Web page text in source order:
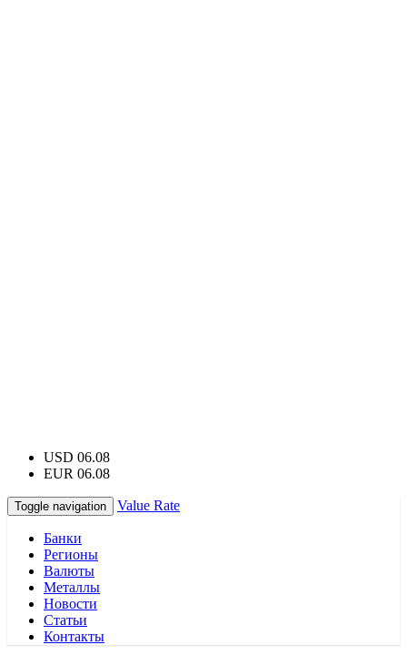
USD 06.08
EUR 06.08
Toggle navigation Value Rate
Банки
Регионы
Валюты
Металлы
Новости
Статьи
Контакты